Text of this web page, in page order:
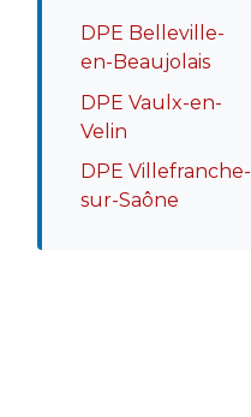
DPE Belleville-
en-Beaujolais
DPE Vaulx-en-
Velin
DPE Villefranche-
sur-Saône